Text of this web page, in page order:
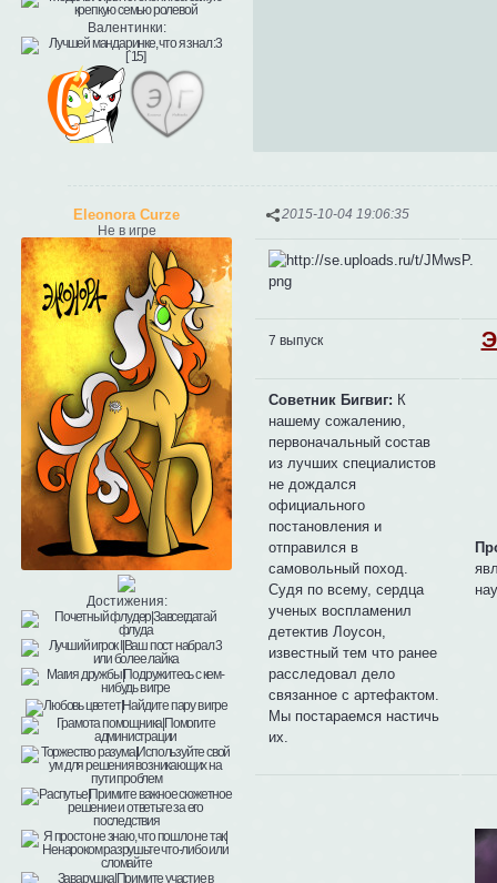
Валентинки:
2015-10-04 19:06:35
Eleonora Curze
Не в игре
Достижения:
7 выпуск
Советник Бигвиг: К
нашему сожалению,
первоначальный состав
из лучших специалистов
не дождался
официального
постановления и
отправился в
самовольный поход.
Судя по всему, сердца
ученых воспламенил
детектив Лоусон,
известный тем что ранее
расследовал дело
связанное с артефактом.
Мы постараемся настичь
их.